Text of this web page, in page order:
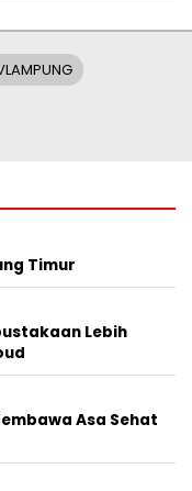
Timur
Lebih
Asa Sehat